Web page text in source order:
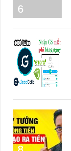
6
7